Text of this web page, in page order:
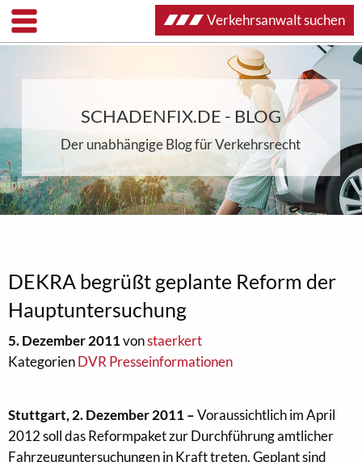
SCHADENFIX.DE - BLOG
Der unabhängige Blog für Verkehrsrecht
DEKRA begrüßt geplante Reform der
Hauptuntersuchung
5. Dezember 2011vonstaerkert
KategorienDVR Presseinformationen
Stuttgart, 2. Dezember 2011 –Voraussichtlich im April
2012 soll das Reformpaket zur Durchführung amtlicher
Fahrzeuguntersuchungen in Kraft treten. Geplant sind
Verkehrsanwalt suchen